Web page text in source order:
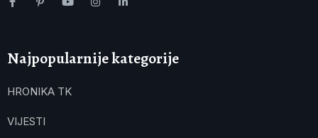
Najpopularnije kategorije
HRONIKA TK
VIJESTI